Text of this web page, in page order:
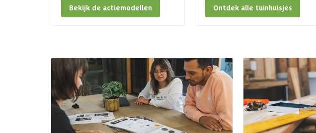
Bekijk de actiemodellen Ontdek alle tuinhuisjes